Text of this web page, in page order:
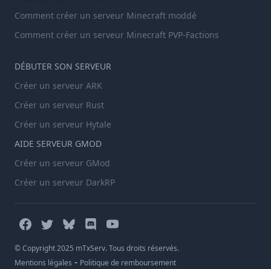
Comment créer un serveur Minecraft moddé
Comment créer un serveur Minecraft PVP-Factions
DÉBUTER SON SERVEUR
Créer un serveur ARK
Créer un serveur Rust
Créer un serveur Hytale
AIDE SERVEUR GMOD
Créer un serveur GMod
Créer un serveur DarkRP
© Copyright 2025 mTxServ. Tous droits réservés.
Mentions légales - Politique de remboursement